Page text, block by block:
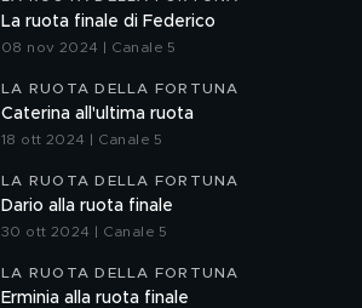
La ruota finale di Federico
08 nov 2024 | Canale 5
LA RUOTA DELLA FORTUNA
Caterina all'ultima ruota
18 ott 2024 | Canale 5
LA RUOTA DELLA FORTUNA
Dario alla ruota finale
30 ott 2024 | Canale 5
LA RUOTA DELLA FORTUNA
Erminia alla ruota finale